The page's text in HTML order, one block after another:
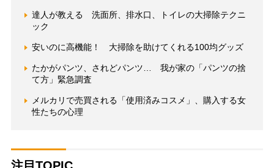
達人が教える 洗面所、排水口、トイレの大掃除テクニ
ック
安いのに高機能！ 大掃除を助けてくれる100均グッズ
たかがパンツ、されどパンツ… 我が家の「パンツの捨
て方」緊急調査
メルカリで売買される「使用済みコスメ」、購入する女
性たちの心理